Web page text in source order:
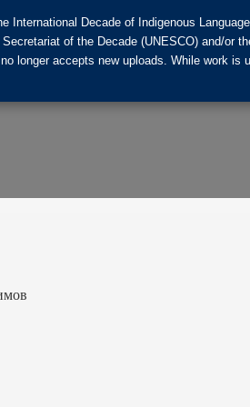
Decade of Indigenous
of the Decade (UNESCO) and/or
longer accepts new uploads. While work